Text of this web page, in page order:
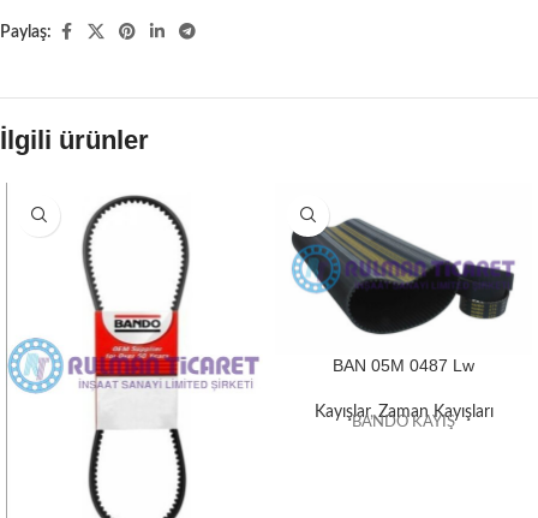
Paylaş:
İlgili ürünler
BAN 05M 0487 Lw
Kayışlar,Zaman Kayışları
BANDO KAYIŞ